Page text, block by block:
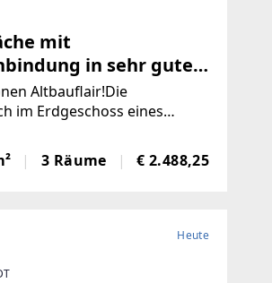
mit
in sehr guter
als Praxis geeignet!
Altbauflair!Die
im Erdgeschoss eines
Nutzfläche.Raumaufteilung:-
bzw.3 Räume € 2.488,25
Heute